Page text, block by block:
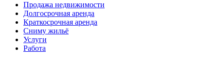
Продажа недвижимости
Долгосрочная аренда
Краткосрочная аренда
Сниму жильё
Услуги
Работа